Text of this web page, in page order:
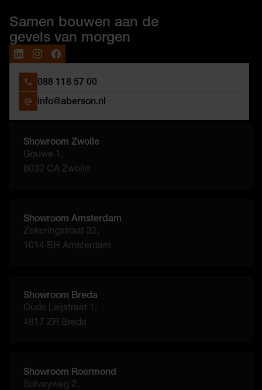
Samen bouwen aan de
gevels van morgen
088 118 57 00
info@aberson.nl
Showroom Zwolle
Gouwe 1,
8032 CA Zwolle
Showroom Amsterdam
Zekeringstraat 32,
1014 BH Amsterdam
Showroom Breda
Oude Leijstraat 1,
4817 ZR Breda
Showroom Roermond
Solvayweg 2,